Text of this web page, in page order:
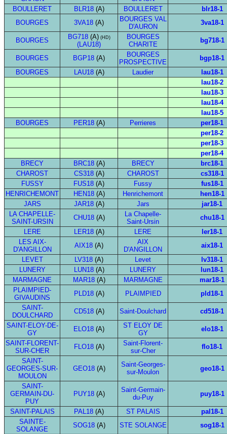
BOULLERET
BLR18(A) BOULLERET
blr18-1
BOURGES
3VA18 (A)
BOURGES VAL
D'AURON
3va18-1
BOURGES BG718(A)(HD)
(LAU18)
BOURGES
CHARITE
bg718-1
BOURGES BGP18 (A)
BOURGES
PROSPECTIVE
bgp18-1
BOURGES
LAU18(A) Laudier
lau18-1
lau18-2
lau18-3
lau18-4
lau18-5
BOURGES
PER18(A) Perrieres
per18-1
per18-2
per18-3
per18-4
BRECY
BRC18(A) BRECY
brc18-1
CHAROST
CS318(A) CHAROST
cs318-1
FUSSY
FUS18 (A) Fussy
fus18-1
HENRICHEMONT
HEN18(A) Henrichemont
hen18-1
JARS
JAR18(A) Jars
jar18-1
LA CHAPELLE-
SAINT-URSIN
CHU18(A)
La Chapelle-
Saint-Ursin
chu18-1
LERE
LER18(A) LERE
ler18-1
LES AIX-
D'ANGILLON
AIX18 (A)
AIX
D'ANGILLON
aix18-1
LEVET
LV318 (A) Levet
lv318-1
LUNERY
LUN18(A) LUNERY
lun18-1
MARMAGNE
MAR18(A) MARMAGNE
mar18-1
PLAIMPIED-
GIVAUDINS
PLD18(A) PLAIMPIED
pld18-1
SAINT-
DOULCHARD
CD518(A) Saint-Doulchard
cd518-1
SAINT-ELOY-DE-
GY
ELO18 (A)
ST ELOY DE
GY
elo18-1
SAINT-FLORENT-
SUR-CHER
FLO18(A)
Saint-Florent-
sur-Cher
flo18-1
SAINT-
GEORGES-SUR-
MOULON
GEO18(A)
Saint-Georges-
sur-Moulon
geo18-1
SAINT-
GERMAIN-DU-
PUY
PUY18(A)
Saint-Germain-
du-Puy
puy18-1
SAINT-PALAIS PAL18 (A) ST PALAIS
pal18-1
SAINTE-
SOLANGE
SOG18(A) STE SOLANGE
sog18-1